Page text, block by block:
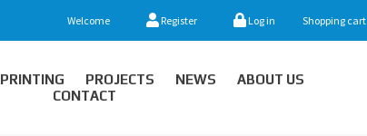
Welcome Register Log in Shopping cart
PRINTING PROJECTS NEWS
ABOUT US
CONTACT